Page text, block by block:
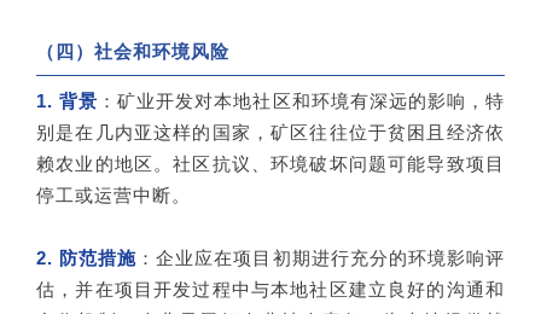
（四）社会和环境风险
1. 背景 ：矿业开发对本地社区和环境有深远的影响，特
别是在几内亚这样的国家，矿区往往位于贫困且经济依
赖农业的地区。社区抗议、环境破坏问题可能导致项目
停工或运营中断。
2. 防范措施 ：企业应在项目初期进行充分的环境影响评
估，并在项目开发过程中与本地社区建立良好的沟通和